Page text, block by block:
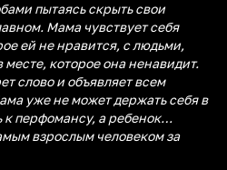
пытаясь скрыть свои
Мама чувствует себя
ей не нравится, с людьми,
месте, которое она ненавидит.
слово и объявляет всем
уже не может держать себя в
к перфомансу, а ребенок…
взрослым человеком за